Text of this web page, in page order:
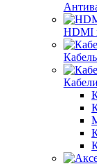
HDMI